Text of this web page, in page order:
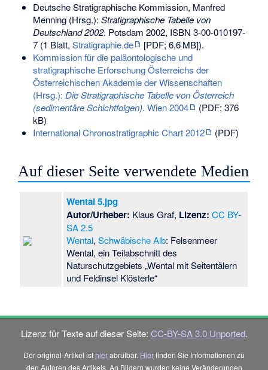
Deutsche Stratigraphische Kommission, Manfred
Menning (Hrsg.): Stratigraphische Tabelle von
Deutschland 2002. Potsdam 2002, ISBN 3-00-010197-
7(1 Blatt, Stratigraphie.de [PDF; 6,6 MB]).
Kommission für die paläontologische und
stratigraphische Erforschung Österreichs der
Österreichischen Akademie der Wissenschaften
(Hrsg.): Die Stratigraphische Tabelle von Österreich
(sedimentäre Schichtfolgen). Wien 2004
(PDF; 376
kB)
International Chronostratigraphic Chart 2012
(PDF)
Auf dieser Seite verwendete Medien
Wental 5.jpg
Autor/Urheber: Klaus Graf, Lizenz: CC BY-
SA 2.5
Wental,Schwäbische Alb: Felsenmeer
Wental, ein Teilabschnitt des
Naturschutzgebiets „Wental mit Seitentälern
und Feldinsel Klösterle“
Lizenz für Texte auf dieser Seite: CC-BY-SA 3.0 Unported.
Der original-Artikel ist hierabrufbar. Hierfinden Sie Informationen zu
den Autoren des Artikels. An Bildern wurden keine Veränderungen